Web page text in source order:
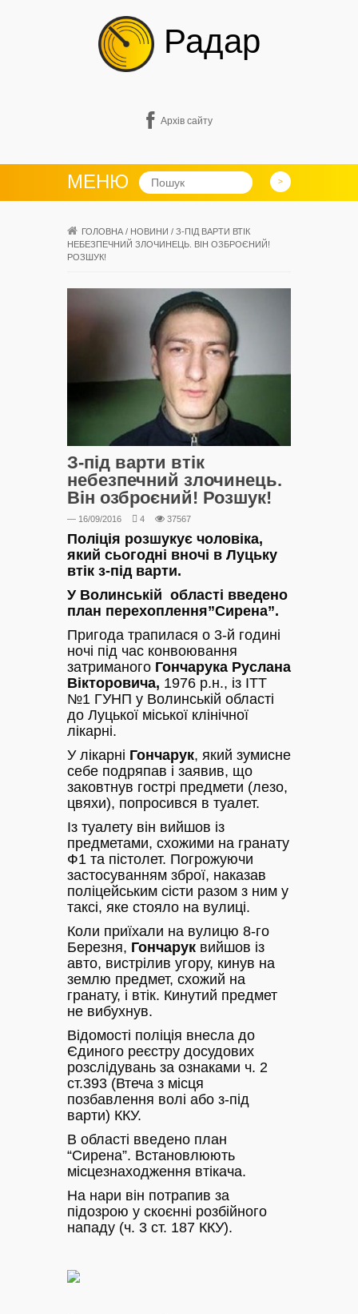
Радар
Архів сайту
МЕНЮ
ГОЛОВНА / НОВИНИ / З-ПІД ВАРТИ ВТІК
НЕБЕЗПЕЧНИЙ ЗЛОЧИНЕЦЬ. ВІН ОЗБРОЄНИЙ!
РОЗШУК!
З-під варти втік
небезпечний злочинець.
Він озброєний! Розшук!
— 16/09/2016 4 37567
Поліція розшукує чоловіка,
який сьогодні вночі в Луцьку
втік з-під варти.
У Волинській області введено
план перехоплення”Сирена”.
Пригода трапилася о 3-й годині
ночі під час конвоювання
затриманого Гончарука Руслана
Вікторовича, 1976 р.н., із ІТТ
№1 ГУНП у Волинській області
до Луцької міської клінічної
лікарні.
У лікарні Гончарук, який зумисне
себе подряпав і заявив, що
заковтнув гострі предмети (лезо,
цвяхи), попросився в туалет.
Із туалету він вийшов із
предметами, схожими на гранату
Ф1 та пістолет. Погрожуючи
застосуванням зброї, наказав
поліцейським сісти разом з ним у
таксі, яке стояло на вулиці.
Коли приїхали на вулицю 8-го
Березня, Гончарук вийшов із
авто, вистрілив угору, кинув на
землю предмет, схожий на
гранату, і втік. Кинутий предмет
не вибухнув.
Відомості поліція внесла до
Єдиного реєстру досудових
розслідувань за ознаками ч. 2
ст.393 (Втеча з місця
позбавлення волі або з-під
варти) ККУ.
В області введено план
“Сирена”. Встановлюють
місцезнаходження втікача.
На нари він потрапив за
підозрою у скоєнні розбійного
нападу (ч. 3 ст. 187 ККУ).